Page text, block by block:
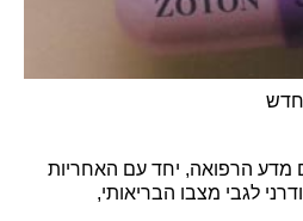
מדע הרפואה, יחד עם האחריות
לגבי מצבו הבריאותי,